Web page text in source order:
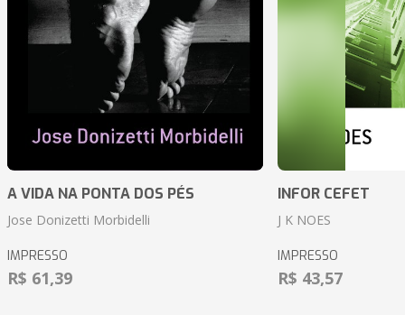
A VIDA NA PONTA DOS PÉS
Jose Donizetti Morbidelli
IMPRESSO
R$ 61,39
INFOR CEFET
J K NOES
IMPRESSO
R$ 43,57